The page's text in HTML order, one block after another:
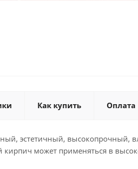
Как купить Оплата
эстетичный, высокопрочный,
может применяться в